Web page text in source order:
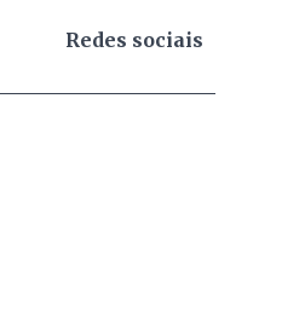
Redes sociais